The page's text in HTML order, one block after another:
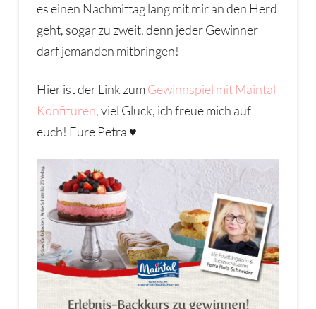
es einen Nachmittag lang mit mir an den Herd
geht, sogar zu zweit, denn jeder Gewinner
darf jemanden mitbringen!
Hier ist der Link zum Gewinnspiel mit Maintal
Konfitüren, viel Glück, ich freue mich auf
euch! Eure Petra ♥